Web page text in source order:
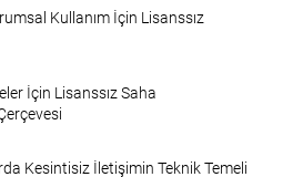
Kullanım İçin Lisanssız
İçin Lisanssız Saha
Kesintisiz İletişimin Teknik Temeli